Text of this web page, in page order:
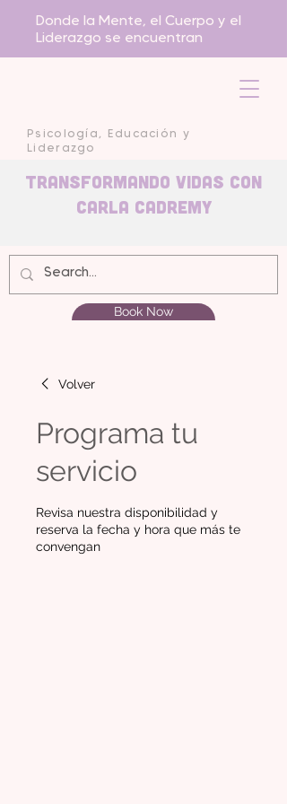
Psicología, Educación y
Liderazgo
Donde la Mente, el Cuerpo y el
Liderazgo se encuentran
Transformando Vidas con
carla Cadremy
Book Now
Volver
Programa tu
servicio
Revisa nuestra disponibilidad y
reserva la fecha y hora que más te
convengan